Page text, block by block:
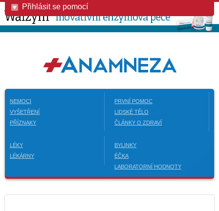
Přihlásit se pomocí
NEMOCI
VYŠETŘENÍ
PŘÍZNAKY
PRVNÍ POMOC
LIDSKÉ TĚLO
ČLÁNKY O ZDRAVÍ
LÉKY
LÉKÁRNY
BYLINKY
ÉČKA
LABORATORNÍ HODNOTY